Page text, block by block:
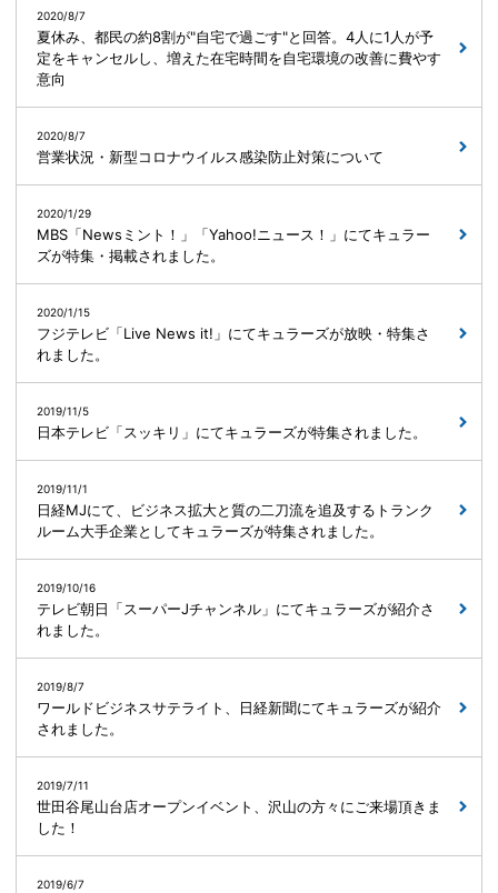
2020/8/7
夏休み、都民の約8割が"自宅で過ごす"と回答。4人に1人が予
定をキャンセルし、増えた在宅時間を自宅環境の改善に費やす
意向
2020/8/7
営業状況・新型コロナウイルス感染防止対策について
2020/1/29
MBS「Newsミント！」「Yahoo!ニュース！」にてキュラー
ズが特集・掲載されました。
2020/1/15
フジテレビ「Live News it!」にてキュラーズが放映・特集さ
れました。
2019/11/5
日本テレビ「スッキリ」にてキュラーズが特集されました。
2019/11/1
日経MJにて、ビジネス拡大と質の二刀流を追及するトランク
ルーム大手企業としてキュラーズが特集されました。
2019/10/16
テレビ朝日「スーパーJチャンネル」にてキュラーズが紹介さ
れました。
2019/8/7
ワールドビジネスサテライト、日経新聞にてキュラーズが紹介
されました。
2019/7/11
世田谷尾山台店オープンイベント、沢山の方々にご来場頂きま
した！
2019/6/7